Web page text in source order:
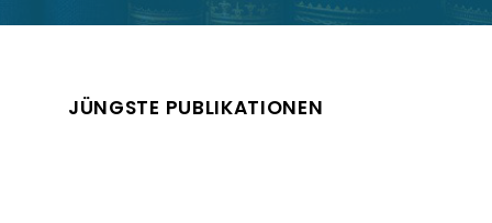
JÜNGSTE PUBLIKATIONEN